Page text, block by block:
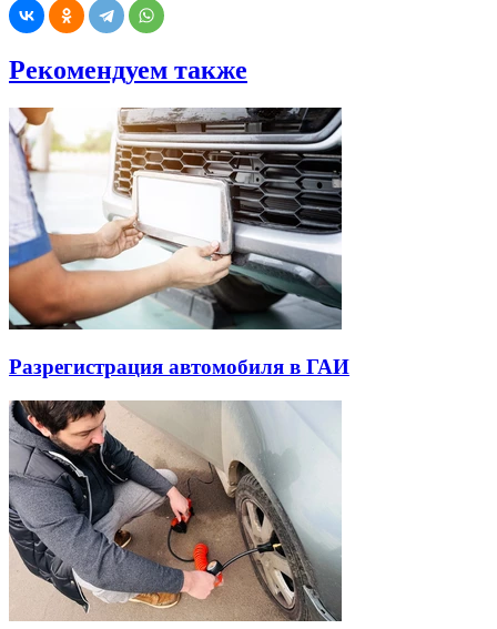
Рекомендуем также
Разрегистрация автомобиля в ГАИ